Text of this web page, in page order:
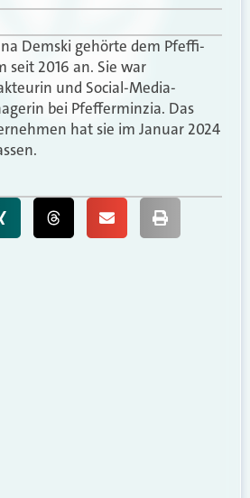
Demski gehörte dem Pfeffi-
seit 2016 an. Sie war
und Social-Media-
bei Pfefferminzia. Das
hat sie im Januar 2024